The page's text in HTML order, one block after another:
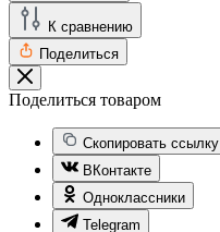
К сравнению
Поделиться
Поделиться товаром
Скопировать ссылку
ВКонтакте
Одноклассники
Telegram